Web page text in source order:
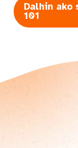
Dalhin ako
101